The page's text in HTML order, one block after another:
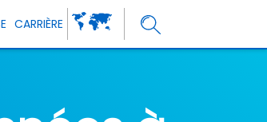
CARRIÈRE